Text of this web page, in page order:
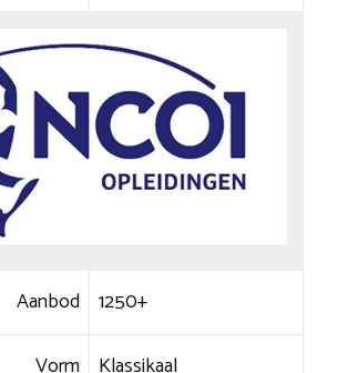
Aanbod 1250+
Vorm Klassikaal